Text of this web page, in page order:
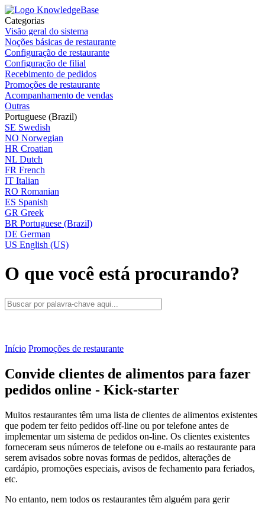
Categorias
Visão geral do sistema
Noções básicas de restaurante
Configuração de restaurante
Configuração de filial
Recebimento de pedidos
Promoções de restaurante
Acompanhamento de vendas
Outras
Portuguese (Brazil)
SE Swedish
NO Norwegian
HR Croatian
NL Dutch
FR French
IT Italian
RO Romanian
ES Spanish
GR Greek
BR Portuguese (Brazil)
DE German
US English (US)
O que você está procurando?
Início Promoções de restaurante
Convide clientes de alimentos para fazer
pedidos online - Kick-starter
Muitos restaurantes têm uma lista de clientes de alimentos existentes
que podem ter feito pedidos off-line ou por telefone antes de
implementar um sistema de pedidos on-line. Os clientes existentes
forneceram seus números de telefone ou e-mails ao restaurante para
serem avisados sobre novas formas de pedidos, alterações de
cardápio, promoções especiais, avisos de fechamento para feriados,
etc.
No entanto, nem todos os restaurantes têm alguém para gerir